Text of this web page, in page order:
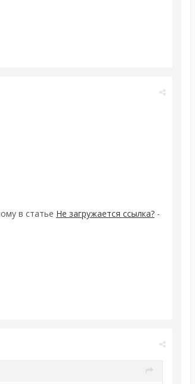
в статье Не загружается ссылка? -